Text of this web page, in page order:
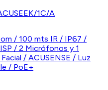
1C/A